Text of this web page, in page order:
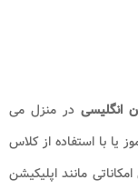
انگلیسی در منزل می
یا با استفاده از کلاس
مانند اپلیکیشن